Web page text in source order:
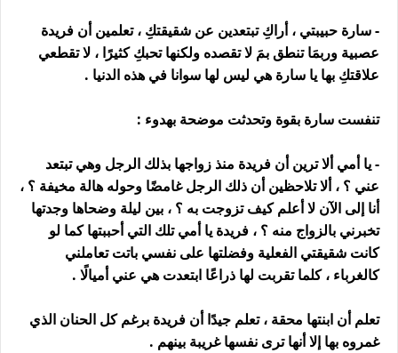
- سارة حبيبتي ، أراكِ تبتعدين عن شقيقتكِ ، تعلمين أن فريدة
عصبية وربمَا تنطق بمَ لا تقصده ولكنها تحبكِ كثيرًا ، لا تقطعي
علاقتكِ بها يا سارة هي ليس لها سوانا في هذه الدنيا .
تنفست سارة بقوة وتحدثت موضحة بهدوء :
- يا أمي ألا ترين أن فريدة منذ زواجها بذلك الرجل وهي تبتعد
عني ؟ ، ألا تلاحظين أن ذلك الرجل غامضًا وحوله هالة مخيفة ؟ ،
أنا إلى الآن لا أعلم كيف تزوجت به ؟ ، بين ليلة وضحاها وجدتها
تخبرني بالزواج منه ؟ ، فريدة يا أمي تلك التي أحببتها كما لو
كانت شقيقتي الفعلية وفضلتها على نفسي باتت تعاملني
كالغرباء ، كلما تقربت لها ذراعًا ابتعدت هي عني أميالًا .
تعلم أن ابنتها محقة ، تعلم جيدًا أن فريدة برغم كل الحنان الذي
غمروه بها إلا أنها ترى نفسها غريبة بينهم .